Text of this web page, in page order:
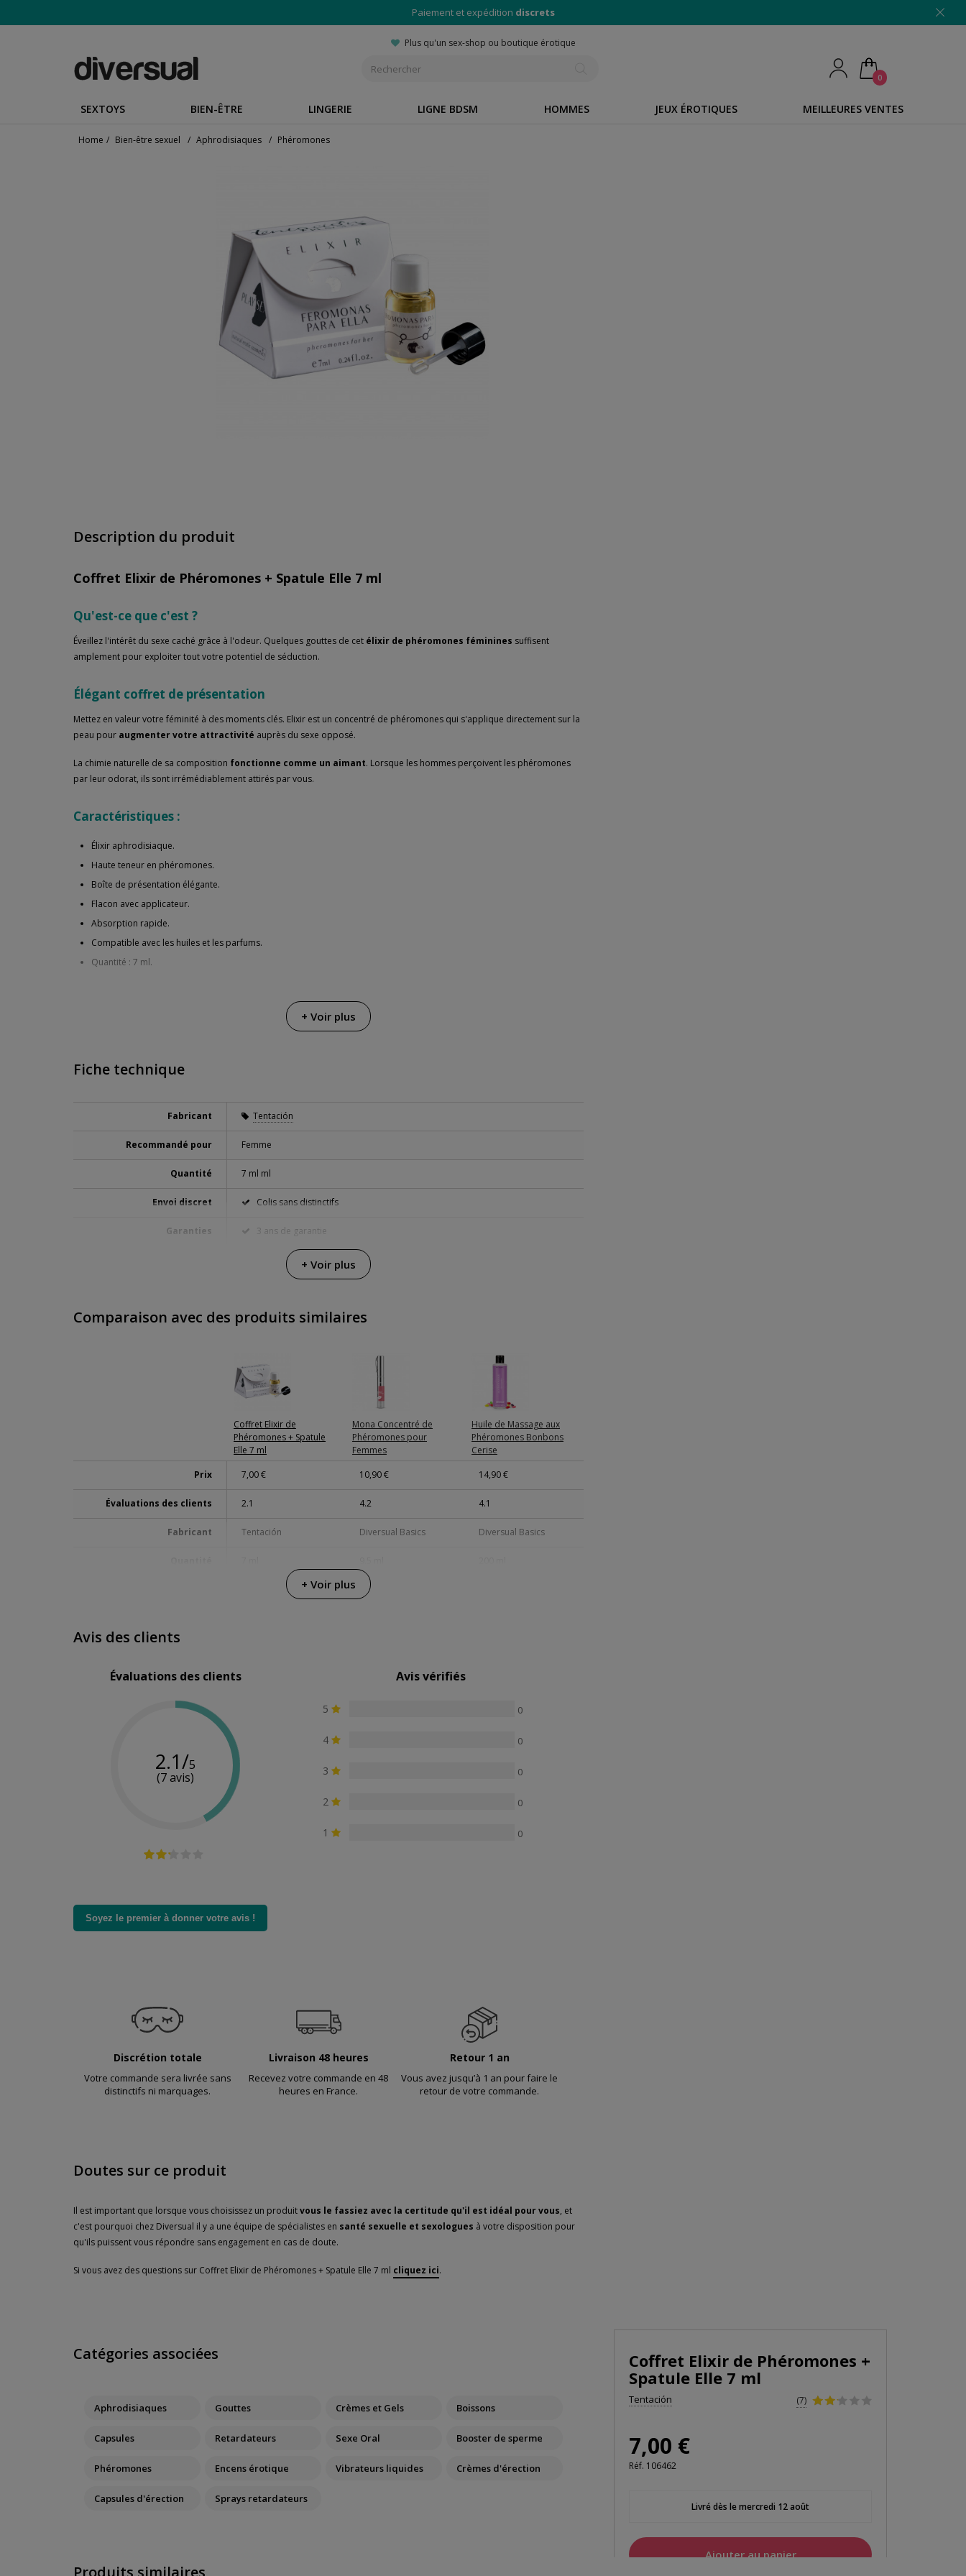
Paiement et expédition discrets
0
Plus qu'un sex-shop ou boutique érotique
SEXTOYS BIEN-ÊTRE LINGERIE LIGNE BDSM HOMMES JEUX ÉROTIQUES MEILLEURES VENTES
Home / Bien-être sexuel / Aphrodisiaques / Phéromones
Coffret Elixir de Phéromones +
Spatule Elle 7 ml
Tentación (7)
7,00 €
Réf. 106462
Livré dès le mercredi 12 août
Ajouter au panier
Description du produit
Coffret Elixir de Phéromones + Spatule Elle 7 ml
Qu'est-ce que c'est ?
Éveillez l'intérêt du sexe caché grâce à l'odeur. Quelques gouttes de cet élixir de phéromones féminines suffisent
amplement pour exploiter tout votre potentiel de séduction.
Élégant coffret de présentation
Mettez en valeur votre féminité à des moments clés. Elixir est un concentré de phéromones qui s'applique directement sur la
peau pour augmenter votre attractivité auprès du sexe opposé.
La chimie naturelle de sa composition fonctionne comme un aimant. Lorsque les hommes perçoivent les phéromones
par leur odorat, ils sont irrémédiablement attirés par vous.
Caractéristiques :
Élixir aphrodisiaque.
Haute teneur en phéromones.
Boîte de présentation élégante.
Flacon avec applicateur.
Absorption rapide.
Compatible avec les huiles et les parfums.
Quantité : 7 ml.
+ Voir plus
Fiche technique
Fabricant Tentación
Recommandé pour Femme
Quantité 7 ml ml
Envoi discret Colis sans distinctifs
Garanties 3 ans de garantie
+ Voir plus
Comparaison avec des produits similaires
Coffret Elixir de
Phéromones + Spatule
Elle 7 ml
Mona Concentré de
Phéromones pour
Femmes
Huile de Massage aux
Phéromones Bonbons
Cerise
Prix
7,00 € 10,90 € 14,90 €
Évaluations des clients 2.1 4.2 4.1
Fabricant Tentación Diversual Basics Diversual Basics
+ Voir plus
Avis des clients
Évaluations des clients
2.1/5
(7 avis)
Avis vérifiés
5 0
4 0
3 0
2 0
1 0
Soyez le premier à donner votre avis !
Discrétion totale
Votre commande sera livrée sans
distinctifs ni marquages.
Livraison 48 heures
Recevez votre commande en 48
heures en France.
Retour 1 an
Vous avez jusqu’à 1 an pour faire le
retour de votre commande.
Doutes sur ce produit
Il est important que lorsque vous choisissez un produitvous le fassiez avec la certitude qu'il est idéal pour vous, et
c'est pourquoi chez Diversual il y a une équipe de spécialistes en santé sexuelle et sexologues à votre disposition pour
qu'ils puissent vous répondre sans engagement en cas de doute.
Si vous avez des questions sur Coffret Elixir de Phéromones + Spatule Elle 7 ml cliquez ici.
Catégories associées
Aphrodisiaques Gouttes Crèmes et Gels Boissons
Capsules Retardateurs Sexe Oral Booster de sperme
Phéromones Encens érotique Vibrateurs liquides Crèmes d'érection
Capsules d'érection Sprays retardateurs